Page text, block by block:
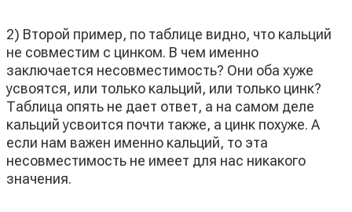
2) Второй пример, по таблице видно, что кальций
не совместим с цинком. В чем именно
заключается несовместимость? Они оба хуже
усвоятся, или только кальций, или только цинк?
Таблица опять не дает ответ, а на самом деле
кальций усвоится почти также, а цинк похуже. А
если нам важен именно кальций, то эта
несовместимость не имеет для нас никакого
значения.